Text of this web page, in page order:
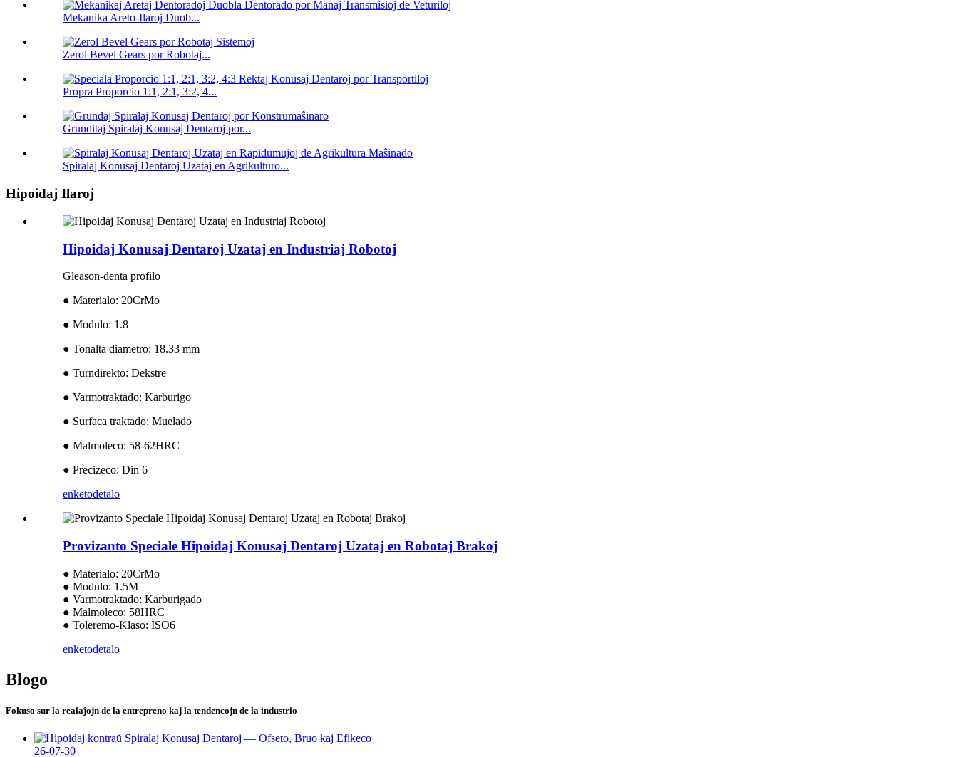
Mekanika Areto-Ilaroj Duob...
Zerol Bevel Gears por Robotaj...
Propra Proporcio 1:1, 2:1, 3:2, 4...
Grunditaj Spiralaj Konusaj Dentaroj por...
Spiralaj Konusaj Dentaroj Uzataj en Agrikulturo...
Hipoidaj Ilaroj
Hipoidaj Konusaj Dentaroj Uzataj en Industriaj Robotoj
Gleason-denta profilo
● Materialo: 20CrMo
● Modulo: 1.8
● Tonalta diametro: 18.33 mm
● Turndirekto: Dekstre
● Varmotraktado: Karburigo
● Surfaca traktado: Muelado
● Malmoleco: 58-62HRC
● Precizeco: Din 6
enketodetalo
Provizanto Speciale Hipoidaj Konusaj Dentaroj Uzataj en Robotaj Brakoj
● Materialo: 20CrMo
● Modulo: 1.5M
● Varmotraktado: Karburigado
● Malmoleco: 58HRC
● Toleremo-Klaso: ISO6
enketodetalo
Blogo
Fokuso sur la realaĵojn de la entrepreno kaj la tendencojn de la industrio
26-07-30